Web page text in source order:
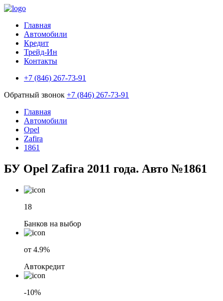
Главная
Автомобили
Кредит
Трейд-Ин
Контакты
+7 (846) 267-73-91
Обратный звонок +7 (846) 267-73-91
Главная
Автомобили
Opel
Zafira
1861
БУ Opel Zafira 2011 года. Авто №1861
18
Банков на выбор
от 4.9%
Автокредит
-10%